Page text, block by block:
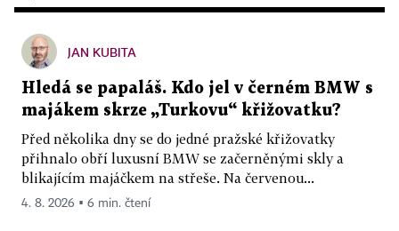
JAN KUBITA
Hledá se papaláš. Kdo jel v černém BMW s
majákem skrze „Turkovu“ křižovatku?
Před několika dny se do jedné pražské křižovatky
přihnalo obří luxusní BMW se začerněnými skly a
blikajícím majáčkem na střeše. Na červenou...
4. 8. 2026 ▪ 6 min. čtení